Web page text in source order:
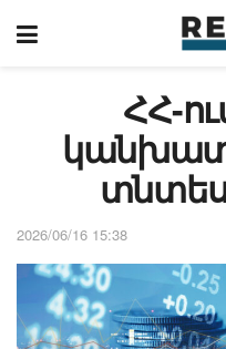
ՀՀ-
2026/06/16 15:38